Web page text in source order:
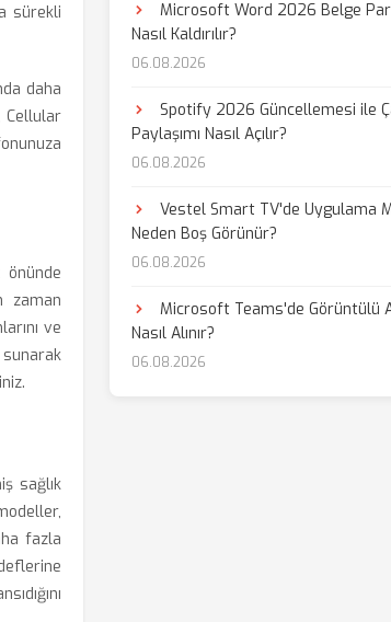
sürekli
daha
Cellular
zaman
ve
sunarak
sağlık
fazla
Microsoft Word 2026 Belge
Nasıl Kaldırılır?
06.08.2026
Spotify 2026 Güncellemesi ile
Paylaşımı Nasıl Açılır?
06.08.2026
Vestel Smart TV'de Uygulama
Neden Boş Görünür?
06.08.2026
Microsoft Teams'de Görüntülü
Nasıl Alınır?
06.08.2026